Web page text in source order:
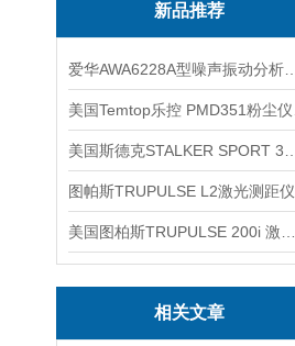
新品推荐
图帕斯TRUPULSE L2激光测距仪
相关文章